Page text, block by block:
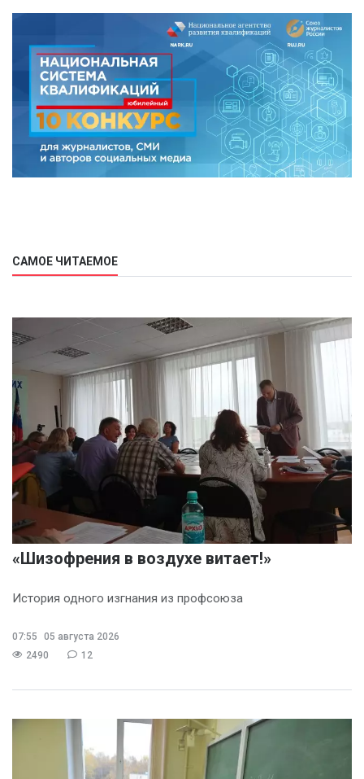
САМОЕ ЧИТАЕМОЕ
«Шизофрения в воздухе витает!»
История одного изгнания из профсоюза
07:55
05 августа 2026
2490
12